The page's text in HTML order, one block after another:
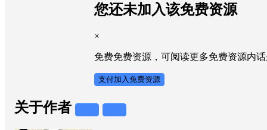
您还未加入该免费资源
×
免费免费资源，可阅读更多免费资源内
支付加入免费资源
关于作者